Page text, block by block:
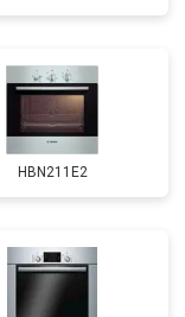
HBN211E2